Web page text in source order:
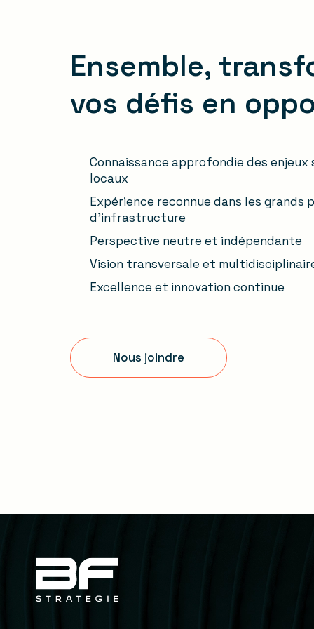
Ensemble,
vos défis en
Connaissance approfondie des
locaux
Expérience reconnue dans les grands
d’infrastructure
Perspective neutre et indépendante
Vision transversale et
Excellence et innovation continue
Nous joindre